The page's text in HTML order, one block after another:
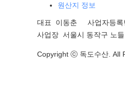
원산지 정보
대표 이동춘 사업자등
사업장 서울시 동작구 노
Copyright ⓒ 독도수산. All